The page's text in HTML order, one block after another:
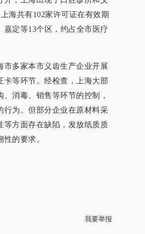
海共有102家许可证在有效期
定等13个区，约占全市医疗
市多家本市义齿生产企业开展
卡等环节。经检查，上海大部
消毒、销售等环节的控制，
行为。但部分企业在原材料采
等方面存在缺陷，发放纸质质
的要求。
我要举报